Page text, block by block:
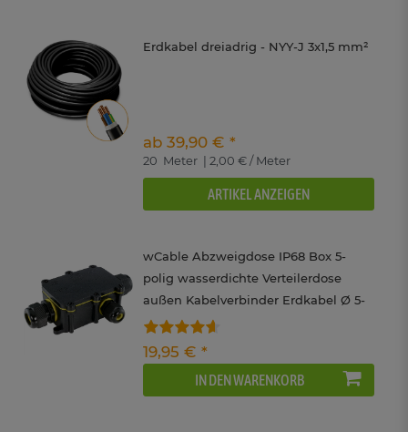
Erdkabel dreiadrig - NYY-J 3x1,5 mm²
ab 39,90 € *
20 Meter | 2,00 € / Meter
ARTIKEL ANZEIGEN
wCable Abzweigdose IP68 Box 5-
polig wasserdichte Verteilerdose
außen Kabelverbinder Erdkabel Ø 5-
12 mm
19,95 € *
IN DEN WARENKORB